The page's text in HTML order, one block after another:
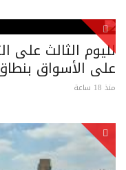
لليوم الثالث على
على الأسواق
منذ 18 ساعة